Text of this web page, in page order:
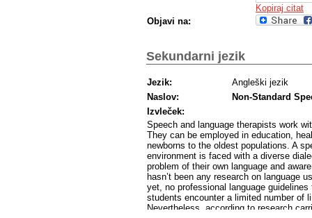
logopedi svojo govorico prilagajajo
dostopnosti in za razumljivost
logopedskem delu pa se trudijo za
logopedski in surdopedagoški praksi v
strokovnega standarda, obenem pa
uporabniku. Poudarjena je potreba po
surdopedagogov ter po oblikovanju
področju. Delo predstavlja osnovo za
in uporabnike, kar bo omogočilo razvoj
Čeprav raziskava ne naslavlja
odnosa do knjižnega jezika in narečij,
kulture. Ta raziskava pomeni
slovenski logopedski in
kakovosti storitev za uporabnike.
Kopiraj citat
Objavi na:
Sekundarni jezik
Jezik:
Angleški jezik
Naslov:
Non-Standard
Izvleček:
Speech and language therapists work
They can be employed in education,
newborns to the oldest populations. A
environment is faced with a diverse
problem of their own language and
hasn’t been any research on language
yet, no professional language
students encounter a limited number of
Nevertheless, according to research